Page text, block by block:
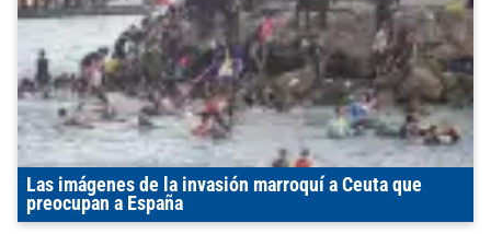
Las imágenes de la invasión marroquí a Ceuta que
preocupan a España